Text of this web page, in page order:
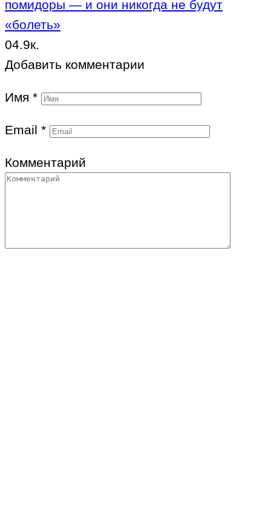
помидоры — и они никогда не будут
«болеть»
04.9к.
Добавить комментарии
Имя *
Email *
Комментарий